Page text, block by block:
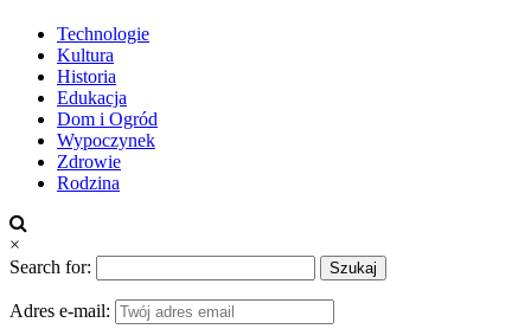
Technologie
Kultura
Historia
Edukacja
Dom i Ogród
Wypoczynek
Zdrowie
Rodzina
×
Search for:
Adres e-mail: